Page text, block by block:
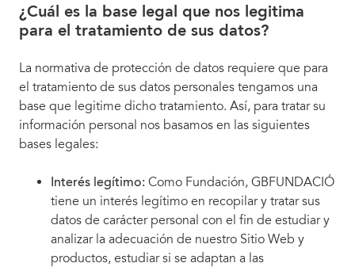
¿Cuál es la base legal que nos legitima
para el tratamiento de sus datos?
La normativa de protección de datos requiere que para
el tratamiento de sus datos personales tengamos una
base que legitime dicho tratamiento. Así, para tratar su
información personal nos basamos en las siguientes
bases legales:
Interés legítimo: Como Fundación, GBFUNDACIÓ
tiene un interés legítimo en recopilar y tratar sus
datos de carácter personal con el fin de estudiar y
analizar la adecuación de nuestro Sitio Web y
productos, estudiar si se adaptan a las